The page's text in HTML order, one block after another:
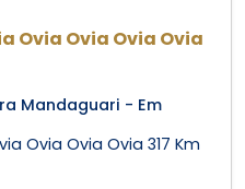
Ovia Ovia Ovia Ovia
Mandaguari - Em
Ovia Ovia Ovia 317 Km